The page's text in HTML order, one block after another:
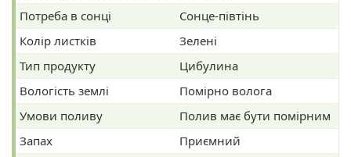
Потреба в сонці
Сонце-півтінь
Колір листків
Зелені
Тип продукту
Цибулина
Вологість землі
Помірно волога
Умови поливу
Полив має бути помірним
Запах
Приємний